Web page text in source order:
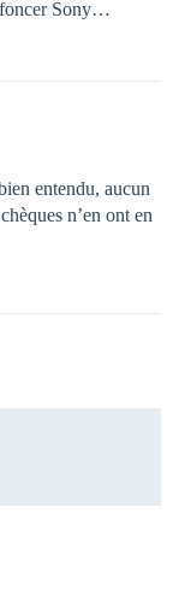
Sony…
entendu, aucun
n’en ont en